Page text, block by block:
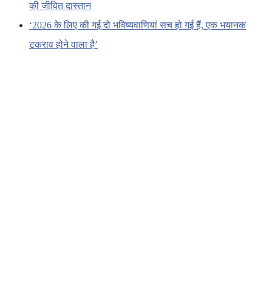
की जीवित दास्तान
‘2026 के लिए की गई दो भविष्यवाणियां सच हो गई हैं, एक भयानक
टकराव होने वाला है’